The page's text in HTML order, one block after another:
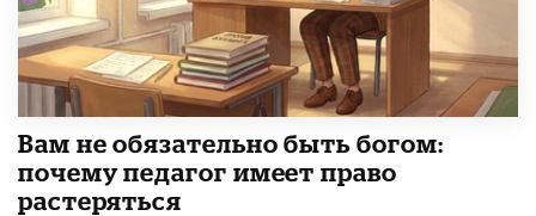
​Вам не обязательно быть богом:
почему педагог имеет право
растеряться